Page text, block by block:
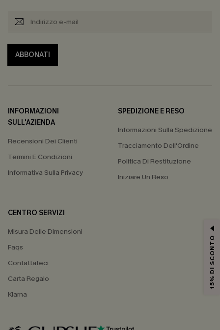
ABBONATI
INFORMAZIONI
SULL'AZIENDA
Recensioni Dei Clienti
Termini E Condizioni
Informativa Sulla Privacy
SPEDIZIONE E RESO
Informazioni Sulla Spedizione
Tracciamento Dell'Ordine
Politica Di Restituzione
Iniziare Un Reso
CENTRO SERVIZI
Misura Delle Dimensioni
Faqs
Contattateci
Carta Regalo
Klarna
15% DI SCONTO